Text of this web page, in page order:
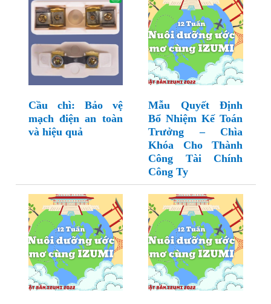
Cầu chì: Bảo vệ
mạch điện an toàn
và hiệu quả
Mẫu Quyết Định
Bổ Nhiệm Kế Toán
Trưởng – Chìa
Khóa Cho Thành
Công Tài Chính
Công Ty